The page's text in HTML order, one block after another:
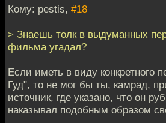
Кому: pestis, #18
> Знаешь толк в выдуманных
фильма угадал?
Если иметь в виду конкретного
Гуд", то не мог бы ты, камрад,
источник, где указано, что он
наказывал подобным образом